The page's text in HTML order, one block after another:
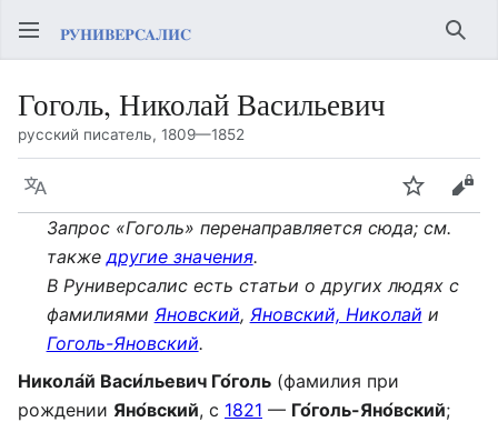
Гоголь, Николай Васильевич
русский писатель, 1809—1852
Язык Следить
Запрос «Гоголь» перенаправляется сюда; см.
такжедругие значения.
В Руниверсалис есть статьи о других людях с
фамилиями Яновский, Яновский, Николай и
Гоголь-Яновский.
Никола́й Васи́льевич Го́голь (фамилия при
рождении Яно́вский, с 1821 — Го́голь-Яно́вский;